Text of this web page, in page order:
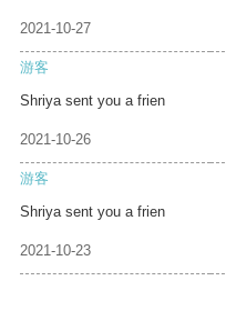
2021-10-27
游客
Shriya sent you a frien
2021-10-26
游客
Shriya sent you a frien
2021-10-23